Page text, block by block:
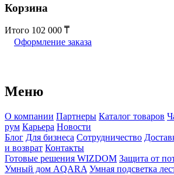
Корзина
Итого 102 000
Оформление заказа
Меню
О компании Партнеры Каталог товаров
рум Карьера Новости
Блог Для бизнеса Сотрудничество
и возврат Контакты
Готовые решения WIZDOM Защита от
Умный дом AQARA Умная подсветка